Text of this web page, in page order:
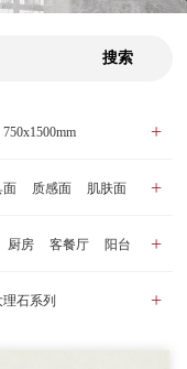
750x1500mm
面 质感面 肌肤面
厨房 客餐厅 阳台
理石系列